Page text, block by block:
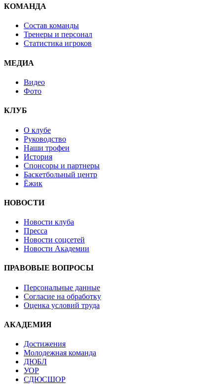
КОМАНДА
Состав команды
Тренеры и персонал
Статистика игроков
МЕДИА
Видео
Фото
КЛУБ
О клубе
Руководство
Наши трофеи
История
Спонсоры и партнеры
Баскетбольный центр
Ёжик
НОВОСТИ
Новости клуба
Пресса
Новости соцсетей
Новости Академии
ПРАВОВЫЕ ВОПРОСЫ
Персональные данные
Согласие на обработку
Оценка условий труда
АКАДЕМИЯ
Достижения
Молодежная команда
ДЮБЛ
УОР
СДЮСШОР